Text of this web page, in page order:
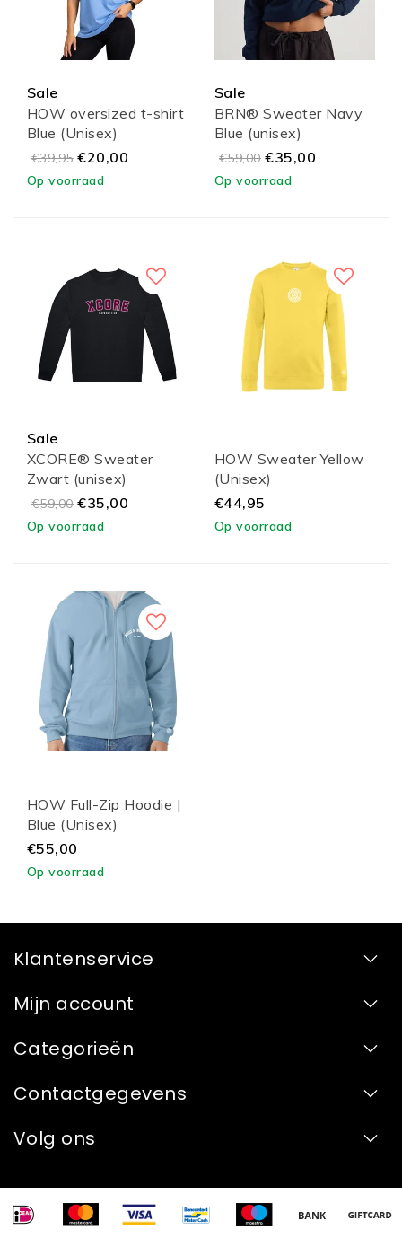
Sale
HOW oversized t-shirt
Blue (Unisex)
€39,95 €20,00
Op voorraad
Sale
BRN® Sweater Navy
Blue (unisex)
€59,00 €35,00
Op voorraad
Sale
XCORE® Sweater
Zwart (unisex)
€59,00 €35,00
Op voorraad
HOW Sweater Yellow
(Unisex)
€44,95
Op voorraad
HOW Full-Zip Hoodie |
Blue (Unisex)
€55,00
Op voorraad
Klantenservice
Mijn account
Categorieën
Contactgegevens
Volg ons